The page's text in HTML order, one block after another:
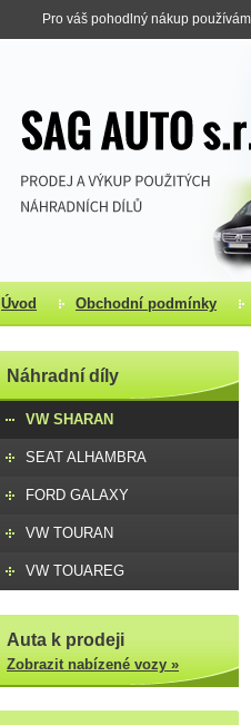
Pro váš pohodlný nákup
Úvod Obchodní podmínky
Náhradní díly
VW SHARAN
SEAT ALHAMBRA
FORD GALAXY
VW TOURAN
VW TOUAREG
Auta k prodeji
Zobrazit nabízené vozy »